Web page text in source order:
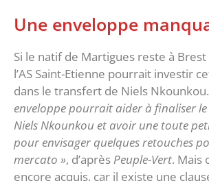
Une enveloppe
Si le natif de Martigues reste à
l’AS Saint-Etienne pourrait investir
dans le transfert de Niels Nkounkou.
enveloppe pourrait aider à finaliser
Niels Nkounkou et avoir une toute
pour envisager quelques retouches
mercato », d’après Peuple-Vert. Mais
encore acquis, car il existe une